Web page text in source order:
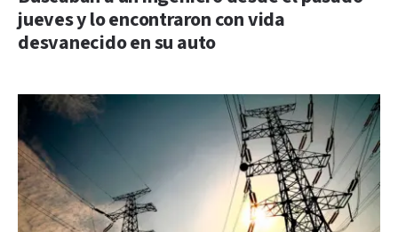
jueves y lo encontraron con vida
desvanecido en su auto